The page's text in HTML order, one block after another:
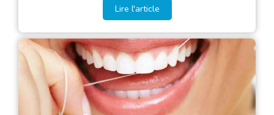
Lire l'article